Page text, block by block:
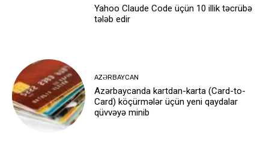
Yahoo Claude Code üçün 10 illik təcrübə
tələb edir
AZƏRBAYCAN
Azərbaycanda kartdan-karta (Card-to-
Card) köçürmələr üçün yeni qaydalar
qüvvəyə minib